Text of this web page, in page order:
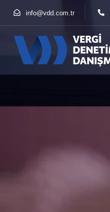
info@vdd.com.tr